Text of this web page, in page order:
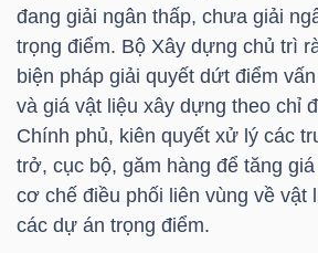
đang giải ngân thấp, chưa giải
trọng điểm. Bộ Xây dựng chủ trì
biện pháp giải quyết dứt điểm
và giá vật liệu xây dựng theo chỉ
Chính phủ, kiên quyết xử lý các
trở, cục bộ, găm hàng để tăng
cơ chế điều phối liên vùng về vật
các dự án trọng điểm.
TIÊU
DÙNG
THIẾT
YẾU
CHĂM